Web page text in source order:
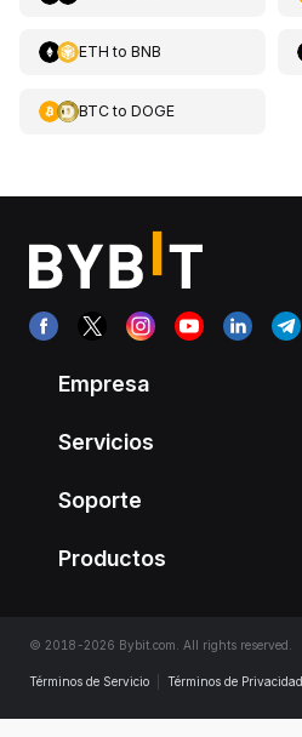
ETH to BNB
BTCto DOGE
Empresa
Servicios
Soporte
Productos
© 2018-2026 Bybit.com. All rights reserved.
Términos de Servicio Términos de Privacidad